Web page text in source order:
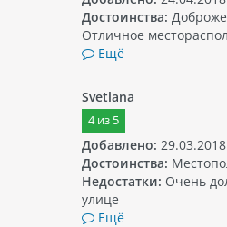
достопримечательностей города.
Достоинства:
Отличное
Ещё
Svetlana
4из 5
Добавлено: 29.03.2018
Достоинства:
Недостатки: Очень
улице
Ещё